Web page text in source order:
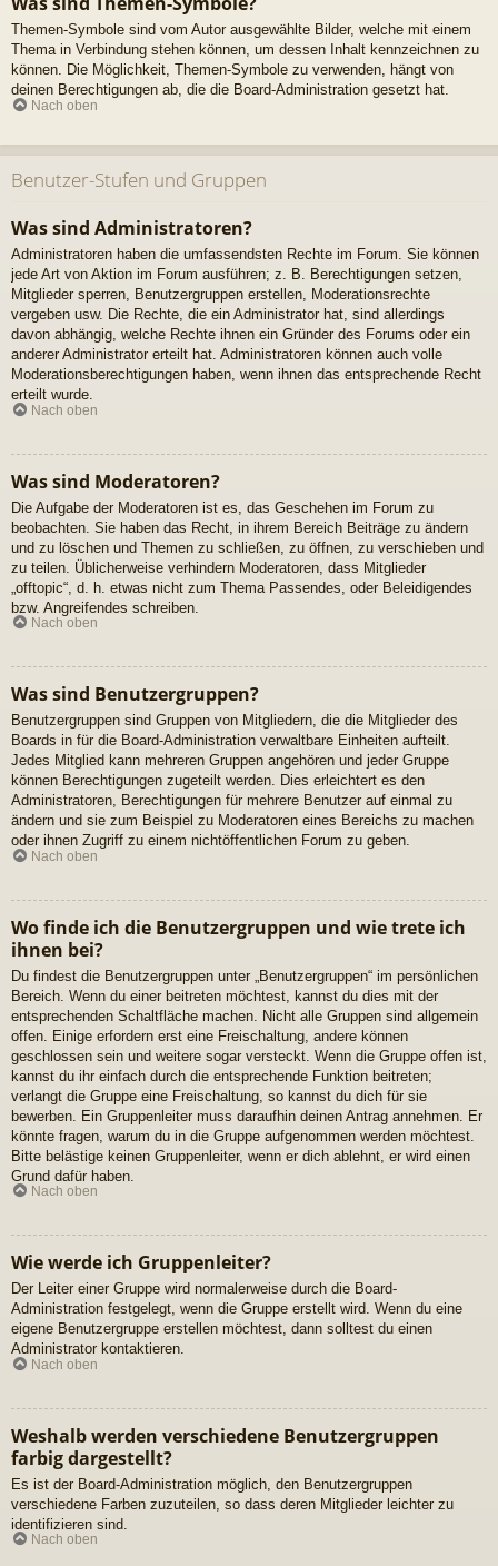
Themen-Symbole sind vom Autor ausgewählte Bilder, welche mit einem
Thema in Verbindung stehen können, um dessen Inhalt kennzeichnen zu
können. Die Möglichkeit, Themen-Symbole zu verwenden, hängt von
deinen Berechtigungen ab, die die Board-Administration gesetzt hat.
Nach oben
Benutzer-Stufen und Gruppen
Was sind Administratoren?
Administratoren haben die umfassendsten Rechte im Forum. Sie können
jede Art von Aktion im Forum ausführen; z. B. Berechtigungen setzen,
Mitglieder sperren, Benutzergruppen erstellen, Moderationsrechte
vergeben usw. Die Rechte, die ein Administrator hat, sind allerdings
davon abhängig, welche Rechte ihnen ein Gründer des Forums oder ein
anderer Administrator erteilt hat. Administratoren können auch volle
Moderationsberechtigungen haben, wenn ihnen das entsprechende Recht
erteilt wurde.
Nach oben
Was sind Moderatoren?
Die Aufgabe der Moderatoren ist es, das Geschehen im Forum zu
beobachten. Sie haben das Recht, in ihrem Bereich Beiträge zu ändern
und zu löschen und Themen zu schließen, zu öffnen, zu verschieben und
zu teilen. Üblicherweise verhindern Moderatoren, dass Mitglieder
„offtopic“, d. h. etwas nicht zum Thema Passendes, oder Beleidigendes
bzw. Angreifendes schreiben.
Nach oben
Was sind Benutzergruppen?
Benutzergruppen sind Gruppen von Mitgliedern, die die Mitglieder des
Boards in für die Board-Administration verwaltbare Einheiten aufteilt.
Jedes Mitglied kann mehreren Gruppen angehören und jeder Gruppe
können Berechtigungen zugeteilt werden. Dies erleichtert es den
Administratoren, Berechtigungen für mehrere Benutzer auf einmal zu
ändern und sie zum Beispiel zu Moderatoren eines Bereichs zu machen
oder ihnen Zugriff zu einem nichtöffentlichen Forum zu geben.
Nach oben
Wo finde ich die Benutzergruppen und wie trete ich
ihnen bei?
Du findest die Benutzergruppen unter „Benutzergruppen“ im persönlichen
Bereich. Wenn du einer beitreten möchtest, kannst du dies mit der
entsprechenden Schaltfläche machen. Nicht alle Gruppen sind allgemein
offen. Einige erfordern erst eine Freischaltung, andere können
geschlossen sein und weitere sogar versteckt. Wenn die Gruppe offen ist,
kannst du ihr einfach durch die entsprechende Funktion beitreten;
verlangt die Gruppe eine Freischaltung, so kannst du dich für sie
bewerben. Ein Gruppenleiter muss daraufhin deinen Antrag annehmen. Er
könnte fragen, warum du in die Gruppe aufgenommen werden möchtest.
Bitte belästige keinen Gruppenleiter, wenn er dich ablehnt, er wird einen
Grund dafür haben.
Nach oben
Wie werde ich Gruppenleiter?
Der Leiter einer Gruppe wird normalerweise durch die Board-
Administration festgelegt, wenn die Gruppe erstellt wird. Wenn du eine
eigene Benutzergruppe erstellen möchtest, dann solltest du einen
Administrator kontaktieren.
Nach oben
Weshalb werden verschiedene Benutzergruppen
farbig dargestellt?
Es ist der Board-Administration möglich, den Benutzergruppen
verschiedene Farben zuzuteilen, so dass deren Mitglieder leichter zu
identifizieren sind.
Nach oben